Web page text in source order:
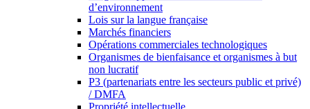
d’environnement
Lois sur la langue française
Marchés financiers
Opérations commerciales technologiques
Organismes de bienfaisance et organismes à but
non lucratif
P3 (partenariats entre les secteurs public et privé)
/ DMFA
Propriété intellectuelle